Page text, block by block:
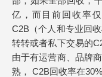
亿，而目前回收率
C2B（个人和专业回
转转或者私下交易的
由于有运营商、品牌
熟， C2B回收率在